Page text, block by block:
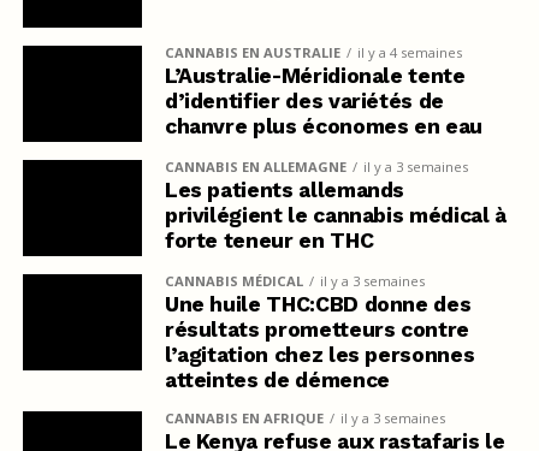
CANNABIS EN AUSTRALIE il y a 4 semaines
L’Australie-Méridionale tente
d’identifier des variétés de
chanvre plus économes en eau
CANNABIS EN ALLEMAGNE il y a 3 semaines
Les patients allemands
privilégient le cannabis médical à
forte teneur en THC
CANNABIS MÉDICAL il y a 3 semaines
Une huile THC:CBD donne des
résultats prometteurs contre
l’agitation chez les personnes
atteintes de démence
CANNABIS EN AFRIQUE il y a 3 semaines
Le Kenya refuse aux rastafaris le